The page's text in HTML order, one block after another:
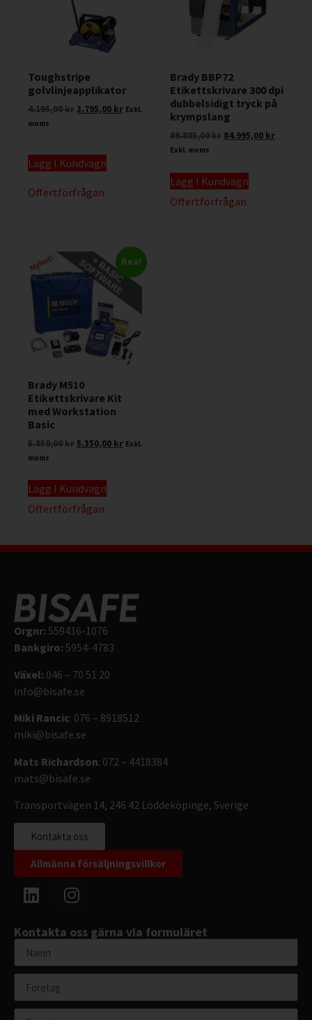
Toughstripe
golvlinjeapplikator
4.195,00kr3.795,00 kr Exkl.
moms
Lägg I Kundvagn
Offertförfrågan
Brady BBP72
Etikettskrivare 300 dpi
dubbelsidigt tryck på
krympslang
89.885,00kr 84.995,00 kr
Exkl. moms
Lägg I Kundvagn
Offertförfrågan
Rea!
Brady M510
Etikettskrivare Kit
med Workstation
Basic
5.850,00kr5.350,00 kr Exkl.
moms
Lägg I Kundvagn
Offertförfrågan
Orgnr: 559416-1076
Bankgiro: 5954-4783
Växel: 046 – 70 51 20
info@bisafe.se
Miki Rancic: 076 – 8918512
miki@bisafe.se
Mats Richardson: 072 – 4418384
mats@bisafe.se
Transportvägen 14, 246 42 Löddeköpinge, Sverige
Kontakta oss
Allmänna försäljningsvillkor
Kontakta oss gärna via formuläret